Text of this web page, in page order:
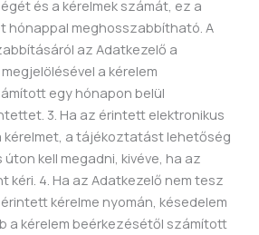
és a kérelmek számát, ez a
hónappal meghosszabbítható. A
az Adatkezelő a
a kérelem
egy hónapon belül
3. Ha az érintett elektronikus
a tájékoztatást lehetőség
kell megadni, kivéve, ha az
kéri. 4. Ha az Adatkezelő nem tesz
kérelme nyomán, késedelem
a kérelem beérkezésétől számított